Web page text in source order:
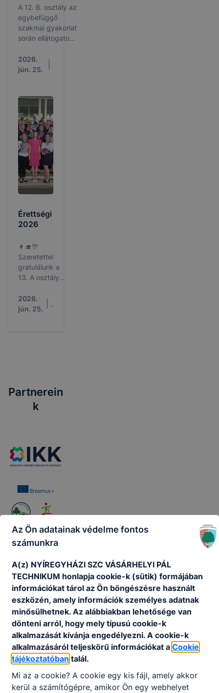
A 12. B. osztály az
egybefüggő
szakmai gyakorlat
során ellátogatott
Természetvédelmi
Területre (más
2026.
jún. 25.
Érettségi
2026
👩‍🎓🎊
Szeretettel
gratulálunk a
13. A osztály
is, és további
sok sikert
2026.
jún. 25.
.
Partnerein
k
Az Ön adatainak védelme fontos
számunkra
A(z) NYÍREGYHÁZI SZC VÁSÁRHELYI PÁL
TECHNIKUM honlapja cookie-k (sütik) formájában
információkat tárol az Ön böngészésre használt
eszközén, amely információk személyes adatnak
minősülhetnek. Az alábbiakban lehetősége van
dönteni arról, hogy mely típusú cookie-k
alkalmazását kívánja engedélyezni. A cookie-k
alkalmazásáról teljeskörű információkat a Cookie
tájékoztatóban talál.
Mi az a cookie? A cookie egy kis fájl, amely akkor
kerül a számítógépre, amikor Ön egy webhelyet